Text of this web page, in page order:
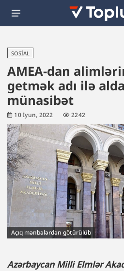
SOSIAL
AMEA-dan
getmək adı ilə
münasibət
10 İyun, 2022 2242
Açıq mənbələrdən götürülüb
Azərbaycan Milli Elmlər